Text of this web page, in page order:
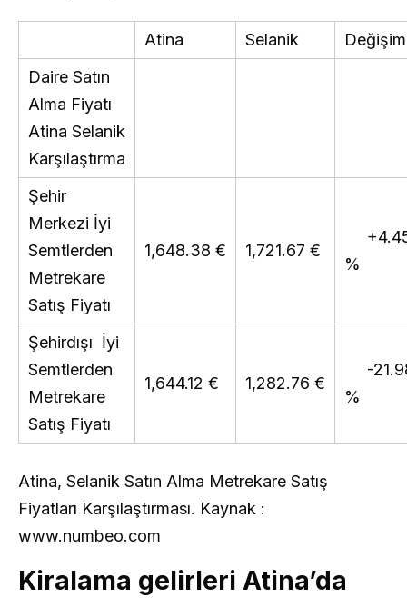
Atina Selanik
Daire Satın
Alma Fiyatı
Atina Selanik
Karşılaştırma
Şehir
Merkezi İyi
Semtlerden
Metrekare
Satış Fiyatı
1,648.38 € 1,721.67 €
%
Şehirdışı İyi
Semtlerden
Metrekare
Satış Fiyatı
1,644.12 € 1,282.76 €
-
%
Atina, Selanik Satın Alma Metrekare Satış
Fiyatları Karşılaştırması. Kaynak :
www.numbeo.com
Kiralama gelirleri Atina’da